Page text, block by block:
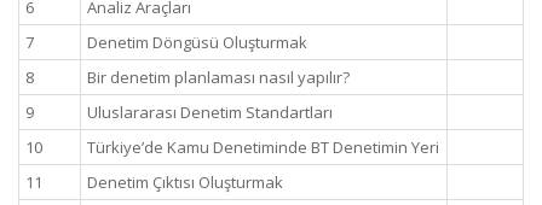
6
Analiz Araçları
7
Denetim Döngüsü Oluşturmak
8
Bir denetim planlaması nasıl yapılır?
9
Uluslararası Denetim Standartları
10
Türkiye’de Kamu Denetiminde BT Denetimin Yeri
11
Denetim Çıktısı Oluşturmak